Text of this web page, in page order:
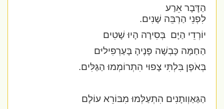
הַדָּבָר אֵרַע
לִפְנֵי הַרְבֵּה שָׁנִים.
יוֹרְדֵי הַיָּם בְּסִירָה הָיוּ שָׁטִים
הַחַמָּה כָּבְשָׁה פָּנֶיהָ בָּעַרְפִיליּם
בְּאֹפֶן בִּלְתִּי צָפוּי הִתְרוֹמְמוּ הַגַּלִּים.
הַגַּאַוְותָנִים הִתְעַלְּמוּ מִבּוֹרֵא עוֹלָם